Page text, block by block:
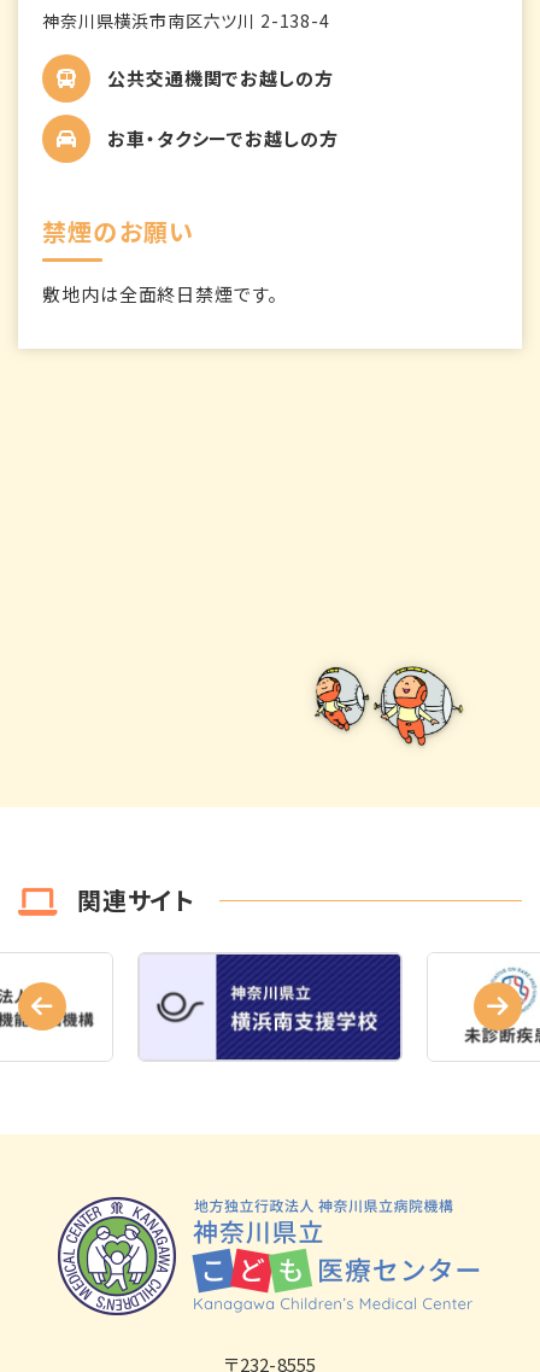
神奈川県横浜市南区六ツ川 2-138-4
公共交通機関でお越しの方
お車・タクシーでお越しの方
禁煙のお願い
敷地内は全面終日禁煙です。
関連サイト
〒232-8555